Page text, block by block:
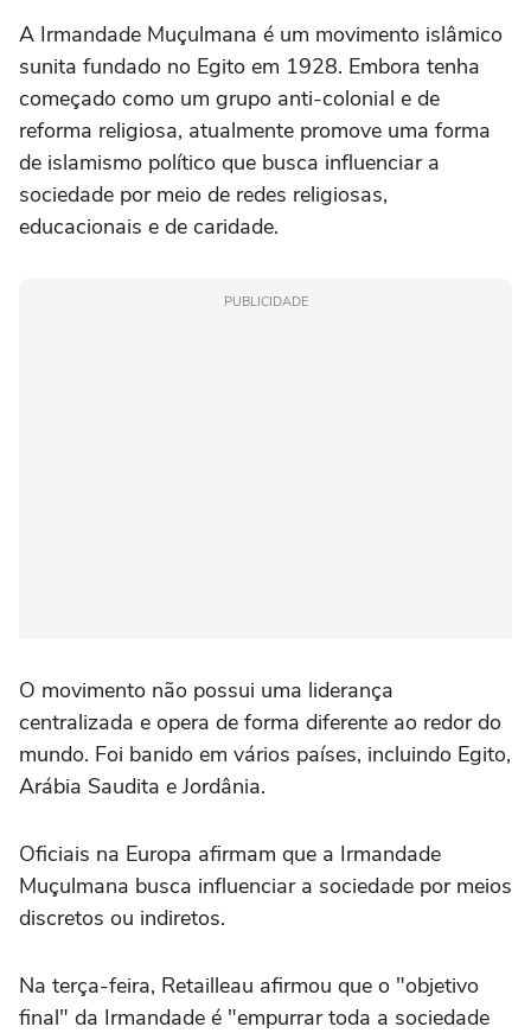
A Irmandade Muçulmana é um movimento islâmico
sunita fundado no Egito em 1928. Embora tenha
começado como um grupo anti-colonial e de
reforma religiosa, atualmente promove uma forma
de islamismo político que busca influenciar a
sociedade por meio de redes religiosas,
educacionais e de caridade.
PUBLICIDADE
O movimento não possui uma liderança
centralizada e opera de forma diferente ao redor do
mundo. Foi banido em vários países, incluindo Egito,
Arábia Saudita e Jordânia.
Oficiais na Europa afirmam que a Irmandade
Muçulmana busca influenciar a sociedade por meios
discretos ou indiretos.
Na terça-feira, Retailleau afirmou que o "objetivo
final" da Irmandade é "empurrar toda a sociedade